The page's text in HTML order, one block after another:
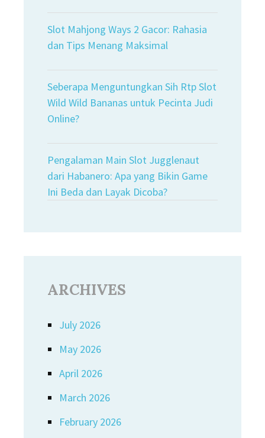
Slot Mahjong Ways 2 Gacor: Rahasia
dan Tips Menang Maksimal
Seberapa Menguntungkan Sih Rtp Slot
Wild Wild Bananas untuk Pecinta Judi
Online?
Pengalaman Main Slot Jugglenaut
dari Habanero: Apa yang Bikin Game
Ini Beda dan Layak Dicoba?
ARCHIVES
July 2026
May 2026
April 2026
March 2026
February 2026